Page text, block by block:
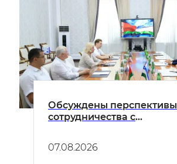
Обсуждены перспективы
сотрудничества с
07.08.2026